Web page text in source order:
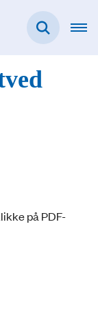
på PDF-